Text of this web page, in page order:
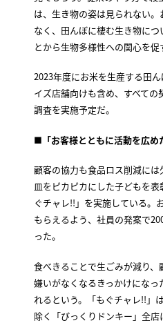
は、生き物の姿は見られない
なく、田んぼに棲む生き物につ
とから生物多様性への関心を促
2023年度にお米を生産する田
イズ店舗向けも含め、すべて
調査を実施予定だ。
■「お客様とともに活動を広め
顧客の協力も食品ロス削減に
皿をピカピカにした子どもを
ぐチャレ!!」を実施している。
もらえるよう、社員の発案で
った。
食べきることで生ごみが減り
嫌いがなくなるきっかけにな
れるという。「もぐチャレ!!」
除く「びっくりドンキー」全店